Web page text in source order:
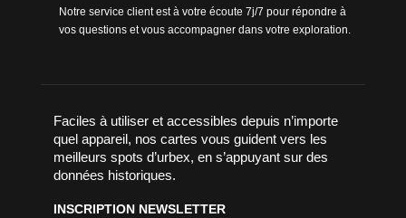
Notre service client est à votre écoute 7j/7 pour répondre à
vos questions et vous accompagner dans votre exploration.
Faciles à utiliser et accessibles depuis n’importe
quel appareil, nos cartes vous guident vers les
meilleurs spots d’urbex, en s’appuyant sur des
données historiques.
INSCRIPTION NEWSLETTER